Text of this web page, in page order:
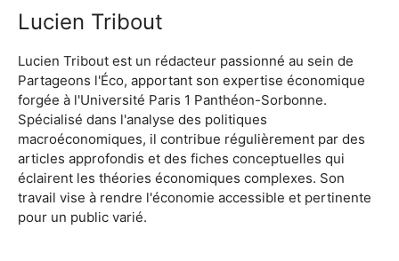
Lucien Tribout
Lucien Tribout est un rédacteur passionné au sein de
Partageons l'Éco, apportant son expertise économique
forgée à l'Université Paris 1 Panthéon-Sorbonne.
Spécialisé dans l'analyse des politiques
macroéconomiques, il contribue régulièrement par des
articles approfondis et des fiches conceptuelles qui
éclairent les théories économiques complexes. Son
travail vise à rendre l'économie accessible et pertinente
pour un public varié.